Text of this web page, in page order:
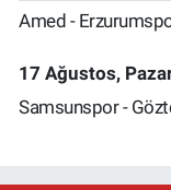
Amed -
17 Ağustos,
Samsunspor -